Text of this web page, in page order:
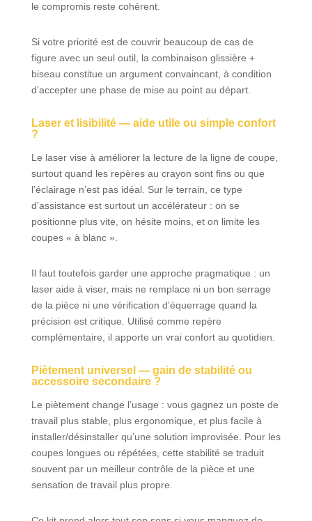
le compromis reste cohérent.
Si votre priorité est de couvrir beaucoup de cas de
figure avec un seul outil, la combinaison glissière +
biseau constitue un argument convaincant, à condition
d’accepter une phase de mise au point au départ.
Laser et lisibilité — aide utile ou simple confort
?
Le laser vise à améliorer la lecture de la ligne de coupe,
surtout quand les repères au crayon sont fins ou que
l’éclairage n’est pas idéal. Sur le terrain, ce type
d’assistance est surtout un accélérateur : on se
positionne plus vite, on hésite moins, et on limite les
coupes « à blanc ».
Il faut toutefois garder une approche pragmatique : un
laser aide à viser, mais ne remplace ni un bon serrage
de la pièce ni une vérification d’équerrage quand la
précision est critique. Utilisé comme repère
complémentaire, il apporte un vrai confort au quotidien.
Piètement universel — gain de stabilité ou
accessoire secondaire ?
Le piètement change l’usage : vous gagnez un poste de
travail plus stable, plus ergonomique, et plus facile à
installer/désinstaller qu’une solution improvisée. Pour les
coupes longues ou répétées, cette stabilité se traduit
souvent par un meilleur contrôle de la pièce et une
sensation de travail plus propre.